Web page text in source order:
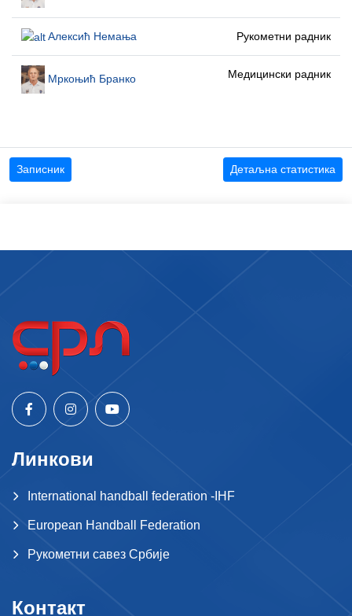
Алексић Немања Рукометни радник
Мркоњић Бранко Медицински радник
Записник Детаљна статистика
Линкови
International handball federation -IHF
European Handball Federation
Рукометни савез Србије
Контакт